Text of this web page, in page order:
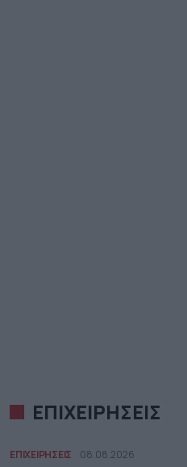
ΕΠΙΧΕΙΡΗΣΕΙΣ
ΕΠΙΧΕΙΡΗΣΕΙΣ 08.08.2026